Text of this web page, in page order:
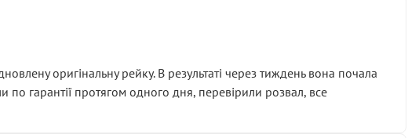
оригінальну рейку. В результаті через тиждень вона почала
по гарантії протягом одного дня, перевірили розвал, все